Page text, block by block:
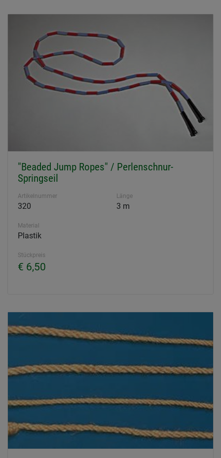
"Beaded Jump Ropes" / Perlenschnur-
Springseil
Artikelnummer
320
Länge
3 m
Material
Plastik
Stückpreis
€ 6,50